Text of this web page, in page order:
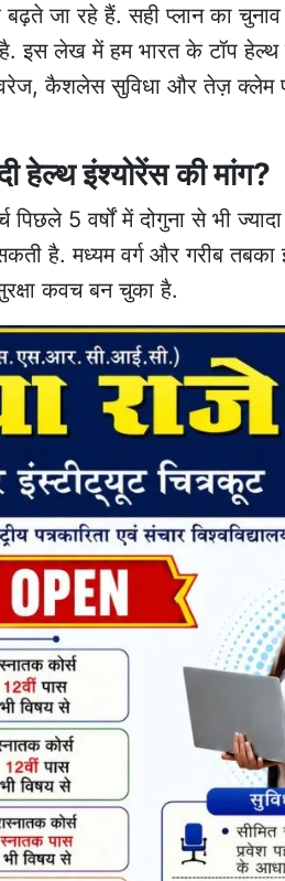
बढ़ते जा रहे हैं. सही प्लान का
इस लेख में हम भारत के टॉप हेल्थ
कैशलेस सुविधा और तेज़ क्लेम
हेल्थ इंश्योरेंस की मांग?
5 वर्षों में दोगुना से भी
है. मध्यम वर्ग और गरीब तबका
कवच बन चुका है.